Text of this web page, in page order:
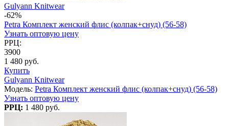
Gulyann Knitwear
-62%
Petra Комплект женский флис (колпак+снуд) (56-58)
Узнать оптовую цену
РРЦ:
3900
1 480 руб.
Купить
Gulyann Knitwear
Модель: Petra Комплект женский флис (колпак+снуд) (56-58)
Узнать оптовую цену
РРЦ: 1 480 руб.